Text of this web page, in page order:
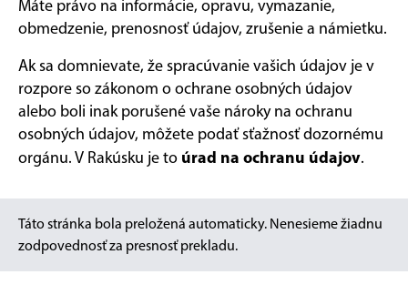
Máte právo na informácie, opravu, vymazanie,
obmedzenie, prenosnosť údajov, zrušenie a námietku.
Ak sa domnievate, že spracúvanie vašich údajov je v
rozpore so zákonom o ochrane osobných údajov
alebo boli inak porušené vaše nároky na ochranu
osobných údajov, môžete podať sťažnosť dozornému
orgánu. V Rakúsku je to úrad na ochranu údajov.
Táto stránka bola preložená automaticky. Nenesieme žiadnu
zodpovednosť za presnosť prekladu.